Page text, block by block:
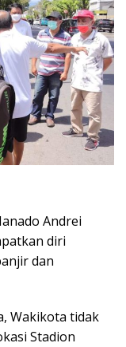
Andrei
diri
dan
Wakikota tidak
Stadion